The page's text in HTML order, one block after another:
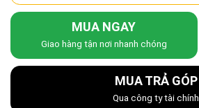
MUA NGAY
Giao hàng tận nơi nhanh chóng
MUA TRẢ GÓP
Qua công ty tài chính